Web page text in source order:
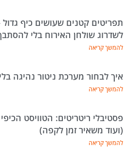
תפריטים קטנים שעושים כיף גדול
לשדרוג שולחן האירוח בלי
להמשך קריאה
איך לבחור מערכת ניטור נהיגה
להמשך קריאה
פסטיבלי ריטריטים: הטוויסט
(ועוד משאיר זמן לקפה)
להמשך קריאה